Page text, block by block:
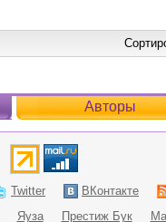
Авторы
Twitter ВКонтакте
Яуза Престиж Бук